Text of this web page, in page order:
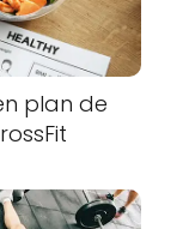
plan de